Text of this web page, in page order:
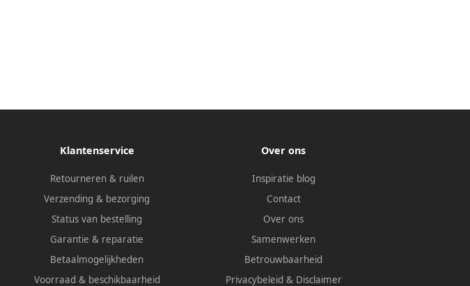
Klantenservice
Retourneren & ruilen
Verzending & bezorging
Status van bestelling
Garantie & reparatie
Betaalmogelijkheden
Voorraad & beschikbaarheid
Over ons
Inspiratie blog
Contact
Over ons
Samenwerken
Betrouwbaarheid
Privacybeleid & Disclaimer